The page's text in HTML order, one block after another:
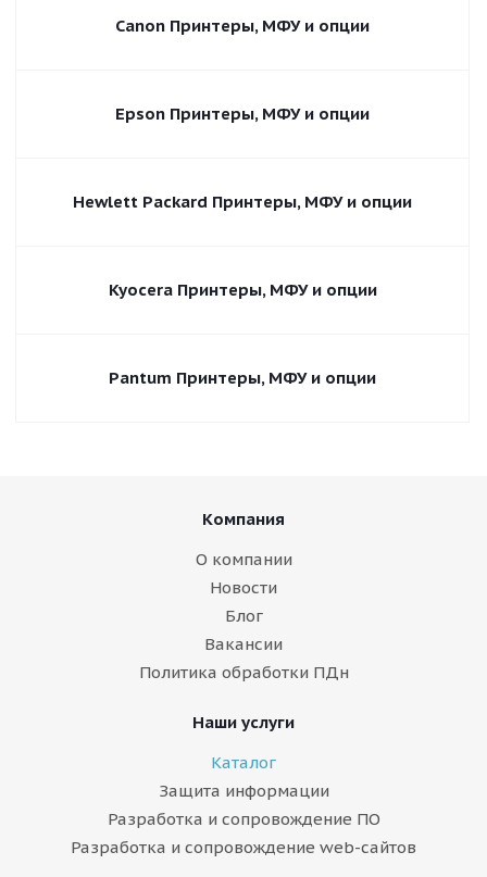
Canon Принтеры, МФУ и опции
Epson Принтеры, МФУ и опции
Hewlett Packard Принтеры, МФУ и опции
Kyocera Принтеры, МФУ и опции
Pantum Принтеры, МФУ и опции
Компания
О компании
Новости
Блог
Вакансии
Политика обработки ПДн
Наши услуги
Каталог
Защита информации
Разработка и сопровождение ПО
Разработка и сопровождение web-сайтов